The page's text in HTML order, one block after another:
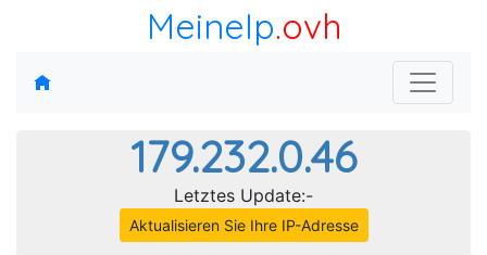
MeineIp.ovh
179.232.0.46
Letztes Update:-
Aktualisieren Sie Ihre IP-Adresse